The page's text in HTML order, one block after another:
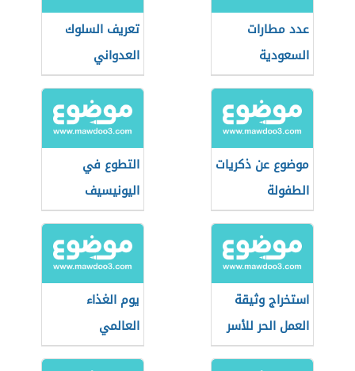
عدد مطارات
السعودية
تعريف السلوك
العدواني
موضوع عن ذكريات
الطفولة
التطوع في
اليونيسيف
استخراج وثيقة
العمل الحر للأسر
المنتجة
يوم الغذاء
العالمي